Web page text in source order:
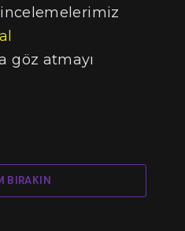
göz atmayı
BIRAKIN